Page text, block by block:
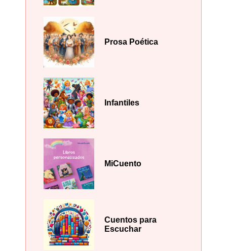
Prosa Poética
Infantiles
MiCuento
Cuentos para
Escuchar